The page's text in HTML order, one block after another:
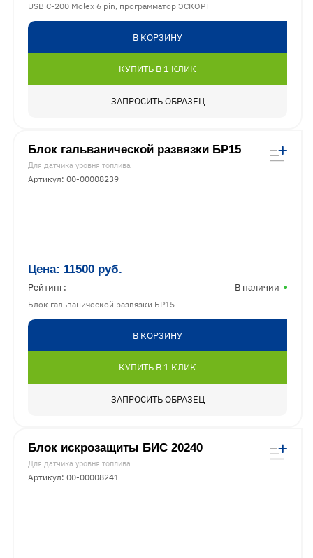
USB C-200 Molex 6 pin, программатор ЭСКОРТ
В КОРЗИНУ
КУПИТЬ В 1 КЛИК
ЗАПРОСИТЬ ОБРАЗЕЦ
Блок гальванической развязки БР15
Для датчика уровня топлива
Артикул: 00-00008239
Цена: 11500 руб.
Рейтинг: В наличии
Блок гальванической развязки БР15
В КОРЗИНУ
КУПИТЬ В 1 КЛИК
ЗАПРОСИТЬ ОБРАЗЕЦ
Блок искрозащиты БИС 20240
Для датчика уровня топлива
Артикул: 00-00008241